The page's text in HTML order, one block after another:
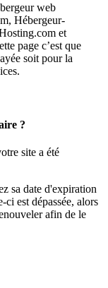
web
Hébergeur-
et
page c’est que
soit pour la
?
site a été
sa date d'expiration
est dépassée, alors
afin de le